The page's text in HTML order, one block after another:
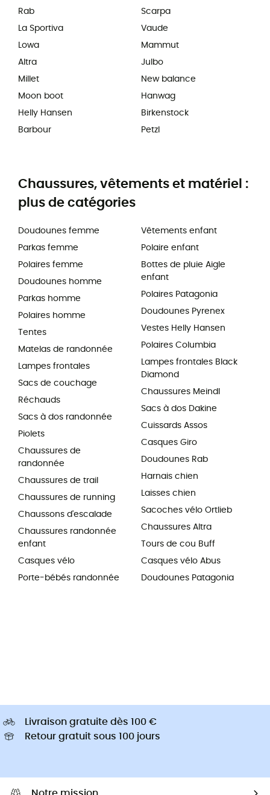
Rab
La Sportiva
Lowa
Altra
Millet
Moon boot
Helly Hansen
Barbour
Scarpa
Vaude
Mammut
Julbo
New balance
Hanwag
Birkenstock
Petzl
Chaussures, vêtements et matériel :
plus de catégories
Doudounes femme
Parkas femme
Polaires femme
Doudounes homme
Parkas homme
Polaires homme
Tentes
Matelas de randonnée
Lampes frontales
Sacs de couchage
Réchauds
Sacs à dos randonnée
Piolets
Chaussures de
randonnée
Chaussures de trail
Chaussures de running
Chaussons d'escalade
Chaussures randonnée
enfant
Casques vélo
Porte-bébés randonnée
Vêtements enfant
Polaire enfant
Bottes de pluie Aigle
enfant
Polaires Patagonia
Doudounes Pyrenex
Vestes Helly Hansen
Polaires Columbia
Lampes frontales Black
Diamond
Chaussures Meindl
Sacs à dos Dakine
Cuissards Assos
Casques Giro
Doudounes Rab
Harnais chien
Laisses chien
Sacoches vélo Ortlieb
Chaussures Altra
Tours de cou Buff
Casques vélo Abus
Doudounes Patagonia
Livraison gratuite dès 100 €
Retour gratuit sous 100 jours